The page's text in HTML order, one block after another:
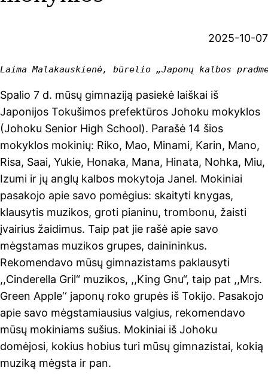
2025-10-07
Spalio 7 d. mūsų gimnaziją pasiekė laiškai iš
Japonijos Tokušimos prefektūros Johoku mokyklos
(Johoku Senior High School). Parašė 14 šios
mokyklos mokinių: Riko, Mao, Minami, Karin, Mano,
Risa, Saai, Yukie, Honaka, Mana, Hinata, Nohka, Miu,
Izumi ir jų anglų kalbos mokytoja Janel. Mokiniai
pasakojo apie savo pomėgius: skaityti knygas,
klausytis muzikos, groti pianinu, trombonu, žaisti
įvairius žaidimus. Taip pat jie rašė apie savo
mėgstamas muzikos grupes, dainininkus.
Rekomendavo mūsų gimnazistams paklausyti
,,Cinderella Gril“ muzikos, ,,King Gnu“, taip pat ,,Mrs.
Green Apple‘‘ japonų roko grupės iš Tokijo. Pasakojo
apie savo mėgstamiausius valgius, rekomendavo
mūsų mokiniams sušius. Mokiniai iš Johoku
domėjosi, kokius hobius turi mūsų gimnazistai, kokią
muziką mėgsta ir pan.